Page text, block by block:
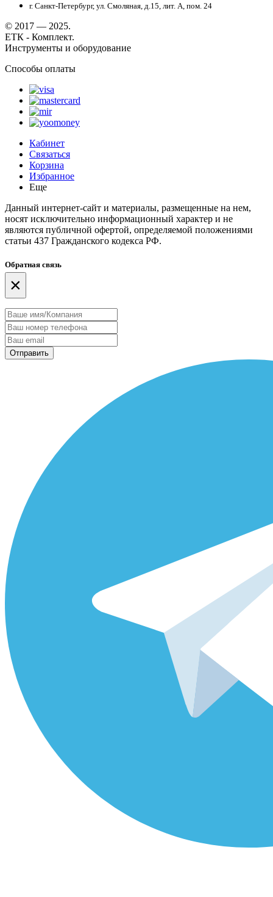
г. Санкт-Петербург, ул. Смоляная, д.15, лит. А, пом. 24
© 2017 — 2025.
ЕТК - Комплект.
Инструменты и оборудование
Способы оплаты
Кабинет
Связаться
Корзина
Избранное
Еще
Данный интернет-сайт и материалы, размещенные на нем,
носят исключительно информационный характер и не
являются публичной офертой, определяемой положениями
статьи 437 Гражданского кодекса РФ.
Обратная связь
×
Отправить